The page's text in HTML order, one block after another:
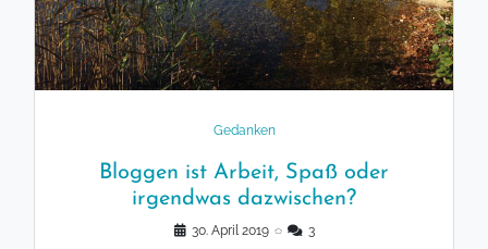
Gedanken
Bloggen ist Arbeit, Spaß oder
irgendwas dazwischen?
30. April 2019 ◌ 3